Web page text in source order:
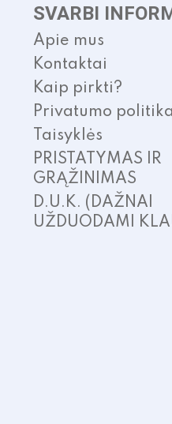
SVARBI
Apie mus
Kontaktai
Kaip pirkti?
Privatumo politika
Taisyklės
PRISTATYMAS IR
GRĄŽINIMAS
D.U.K. (DAŽNAI
UŽDUODAMI